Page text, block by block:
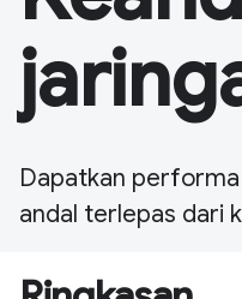
Dapatkan
andal terlepas dari